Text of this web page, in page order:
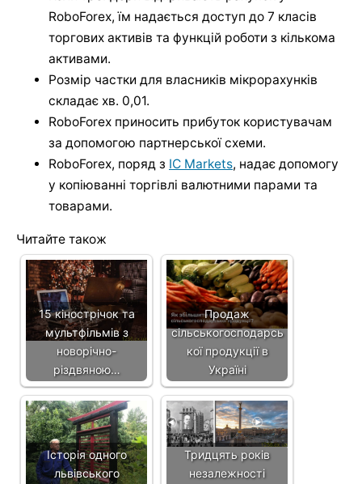
RoboForex, їм надається доступ до 7 класів
торгових активів та функцій роботи з кількома
активами.
Розмір частки для власників мікрорахунків
складає хв. 0,01.
RoboForex приносить прибуток користувачам
за допомогою партнерської схеми.
RoboForex, поряд з IC Markets, надає допомогу
у копіюванні торгівлі валютними парами та
товарами.
Читайте також
15 кінострічок та
мультфільмів з
новорічно-
різдвяною…
Продаж
сільськогосподарсь
кої продукції в
Україні
Історія одного
львівського
Тридцять років
незалежності